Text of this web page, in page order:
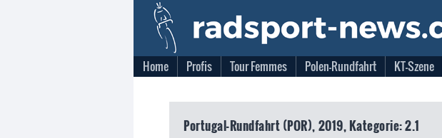
Home Profis Tour Femmes Polen-Rundfahrt KT-Szene
Portugal-Rundfahrt (POR), 2019, Kategorie: 2.1